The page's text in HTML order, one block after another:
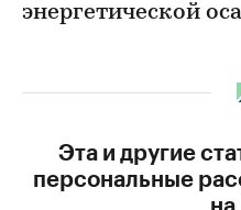
энергетической
Эта и другие
персональные